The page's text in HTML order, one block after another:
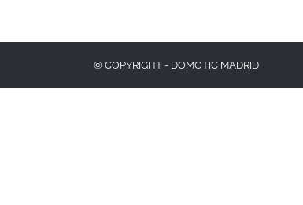
© COPYRIGHT - DOMOTIC MADRID